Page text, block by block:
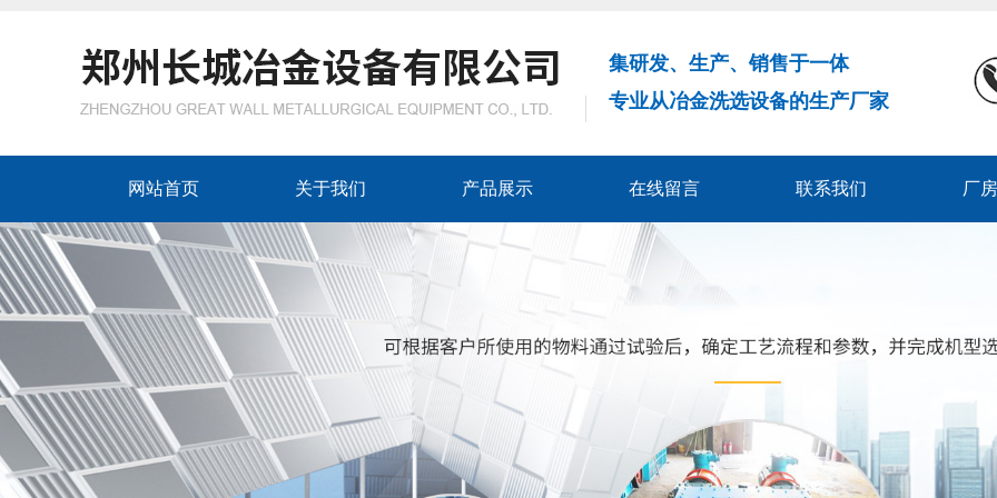
集研发、生产、销售于一体
专业从冶金洗选设备的生产厂家
网站首页 关于我们 产品展示 在线留言 联系我们 厂